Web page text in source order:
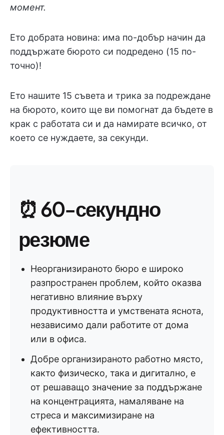
момент.
Ето добрата новина: има по-добър начин да
поддържате бюрото си подредено (15 по-
точно)!
Ето нашите 15 съвета и трика за подреждане
на бюрото, които ще ви помогнат да бъдете в
крак с работата си и да намирате всичко, от
което се нуждаете, за секунди.
⏰ 60-секундно
резюме
Неорганизираното бюро е широко
разпространен проблем, който оказва
негативно влияние върху
продуктивността и умствената яснота,
независимо дали работите от дома
или в офиса.
Добре организираното работно място,
както физическо, така и дигитално, е
от решаващо значение за поддържане
на концентрацията, намаляване на
стреса и максимизиране на
ефективността.